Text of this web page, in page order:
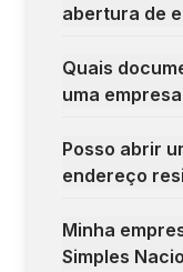
abertura de
Quais
uma
Posso abrir
endereço
Minha
Simples